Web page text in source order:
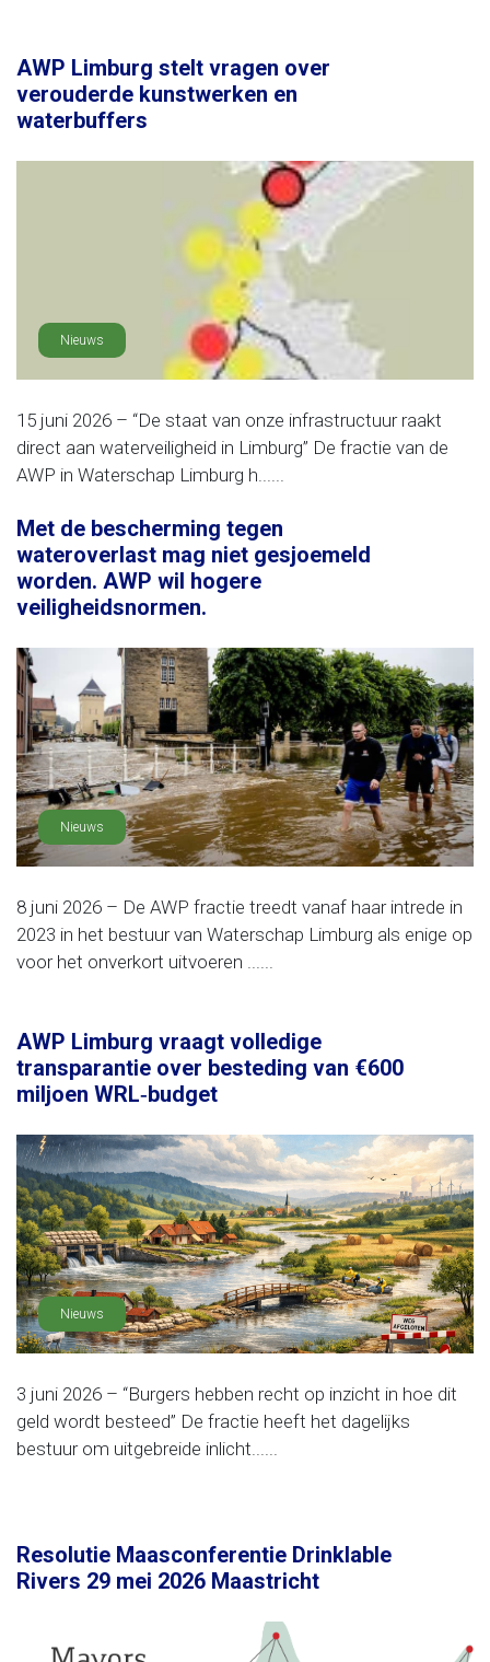
AWP Limburg stelt vragen over
verouderde kunstwerken en
waterbuffers
Nieuws
15 juni 2026 – “De staat van onze infrastructuur raakt
direct aan waterveiligheid in Limburg” De fractie van de
AWP in Waterschap Limburg h......
Met de bescherming tegen
wateroverlast mag niet gesjoemeld
worden. AWP wil hogere
veiligheidsnormen.
Nieuws
8 juni 2026 – De AWP fractie treedt vanaf haar intrede in
2023 in het bestuur van Waterschap Limburg als enige op
voor het onverkort uitvoeren ......
AWP Limburg vraagt volledige
transparantie over besteding van €600
miljoen WRL‑budget
Nieuws
3 juni 2026 – “Burgers hebben recht op inzicht in hoe dit
geld wordt besteed” De fractie heeft het dagelijks
bestuur om uitgebreide inlicht......
Resolutie Maasconferentie Drinklable
Rivers 29 mei 2026 Maastricht